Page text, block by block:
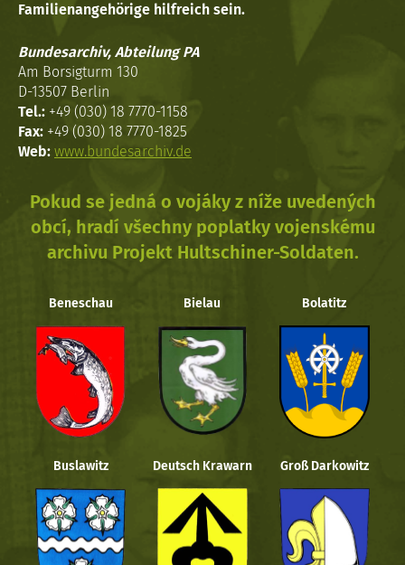
Familienangehörige hilfreich sein.
Bundesarchiv, Abteilung PA
Am Borsigturm 130
D-13507 Berlin
Tel.: +49 (030) 18 7770-1158
Fax: +49 (030) 18 7770-1825
Web: www.bundesarchiv.de
Pokud se jedná o vojáky z níže uvedených
obcí, hradí všechny poplatky vojenskému
archivu Projekt Hultschiner-Soldaten.
Beneschau Bielau Bolatitz
Buslawitz Deutsch Krawarn Groß Darkowitz